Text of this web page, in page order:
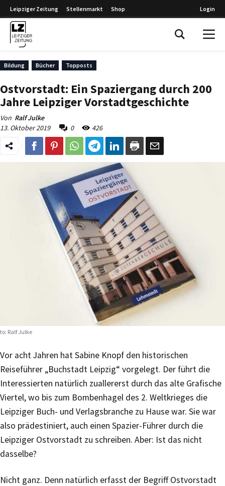
Leipziger Zeitung Stellenmarkt Shop Login
Bildung Bücher Topposts
Ostvorstadt: Ein Spaziergang durch 200
Jahre Leipziger Vorstadtgeschichte
Von Ralf Julke
13. Oktober 2019
0 426
Ralf Julke
Vor acht Jahren hat Sabine Knopf den historischen
Reiseführer „Buchstadt Leipzig“ vorgelegt. Der führt die
Interessierten natürlich zuallererst durch das alte Grafische
Viertel, wo bis zum Bombenhagel des 2. Weltkrieges die
Leipziger Buch- und Verlagsbranche zu Hause war. Sie war
also prädestiniert, auch einen Spazier-Führer durch die
Leipziger Ostvorstadt zu schreiben. Aber: Ist das nicht
dasselbe?
Nicht ganz. Denn natürlich erfasst der Begriff Ostvorstadt